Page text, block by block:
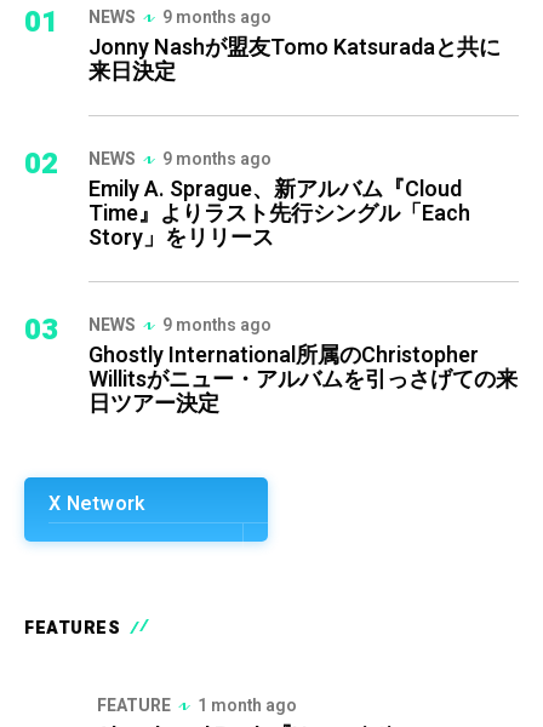
01 NEWS 9 months ago
Jonny Nashが盟友Tomo Katsuradaと共に
来日決定
02 NEWS 9 months ago
Emily A. Sprague、新アルバム『Cloud
Time』よりラスト先行シングル「Each
Story」をリリース
03 NEWS 9 months ago
Ghostly International所属のChristopher
Willitsがニュー・アルバムを引っさげての来
日ツアー決定
X Network
FEATURES
FEATURE 1 month ago